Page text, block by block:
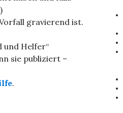
gravierend ist.
und Helfer“
sie publiziert –
.